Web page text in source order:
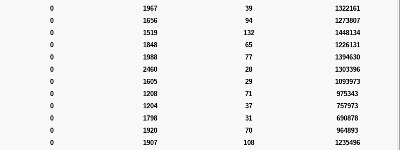
0 1967 39
1322161
0 1656 94
1273807
0 1519 132
1448134
0 1848 65
1226131
0 1988 77
1394630
0 2460 28
1303396
0 1605 29
1093973
0 1208 71
975343
0 1204 37
757973
0 1798 31
690878
0 1920 70
964893
0 1907 108
1235496